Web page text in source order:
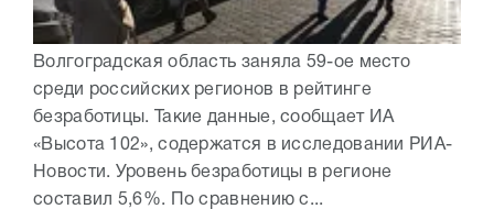
Волгоградская область заняла 59-ое место
среди российских регионов в рейтинге
безработицы. Такие данные, сообщает ИА
«Высота 102», содержатся в исследовании РИА-
Новости. Уровень безработицы в регионе
составил 5,6%. По сравнению с...